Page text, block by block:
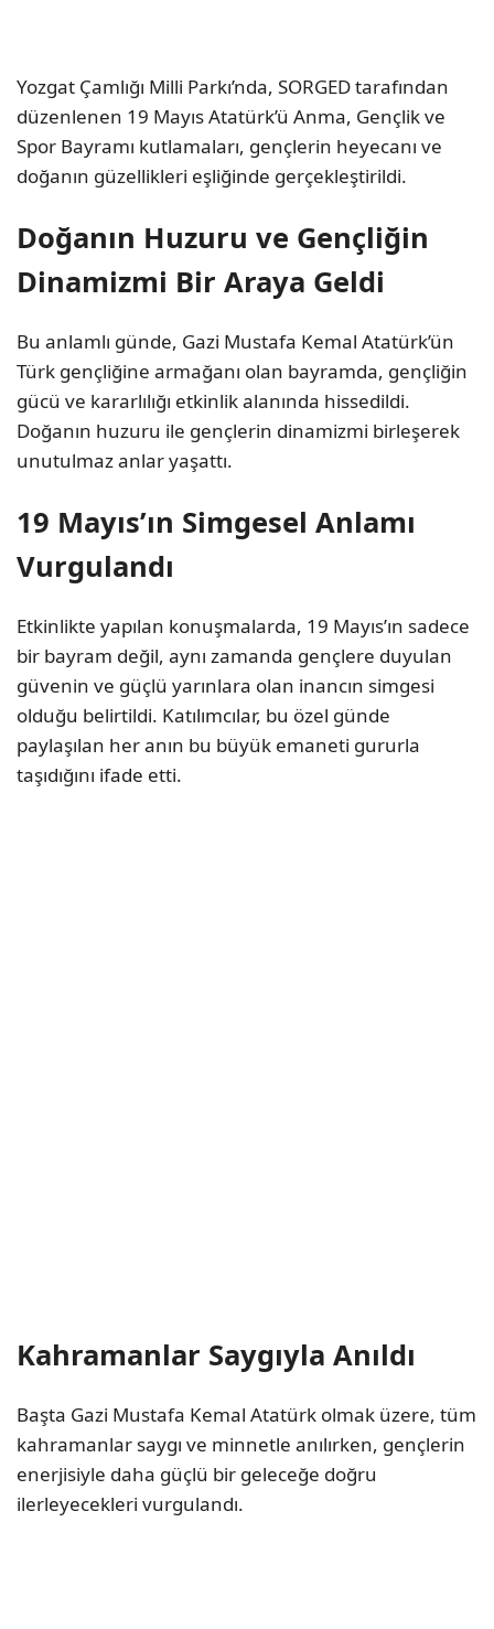
Yozgat Çamlığı Milli Parkı’nda, SORGED tarafından
düzenlenen 19 Mayıs Atatürk’ü Anma, Gençlik ve
Spor Bayramı kutlamaları, gençlerin heyecanı ve
doğanın güzellikleri eşliğinde gerçekleştirildi.
Doğanın Huzuru ve Gençliğin
Dinamizmi Bir Araya Geldi
Bu anlamlı günde, Gazi Mustafa Kemal Atatürk’ün
Türk gençliğine armağanı olan bayramda, gençliğin
gücü ve kararlılığı etkinlik alanında hissedildi.
Doğanın huzuru ile gençlerin dinamizmi birleşerek
unutulmaz anlar yaşattı.
19 Mayıs’ın Simgesel Anlamı
Vurgulandı
Etkinlikte yapılan konuşmalarda, 19 Mayıs’ın sadece
bir bayram değil, aynı zamanda gençlere duyulan
güvenin ve güçlü yarınlara olan inancın simgesi
olduğu belirtildi. Katılımcılar, bu özel günde
paylaşılan her anın bu büyük emaneti gururla
taşıdığını ifade etti.
Kahramanlar Saygıyla Anıldı
Başta Gazi Mustafa Kemal Atatürk olmak üzere, tüm
kahramanlar saygı ve minnetle anılırken, gençlerin
enerjisiyle daha güçlü bir geleceğe doğru
ilerleyecekleri vurgulandı.